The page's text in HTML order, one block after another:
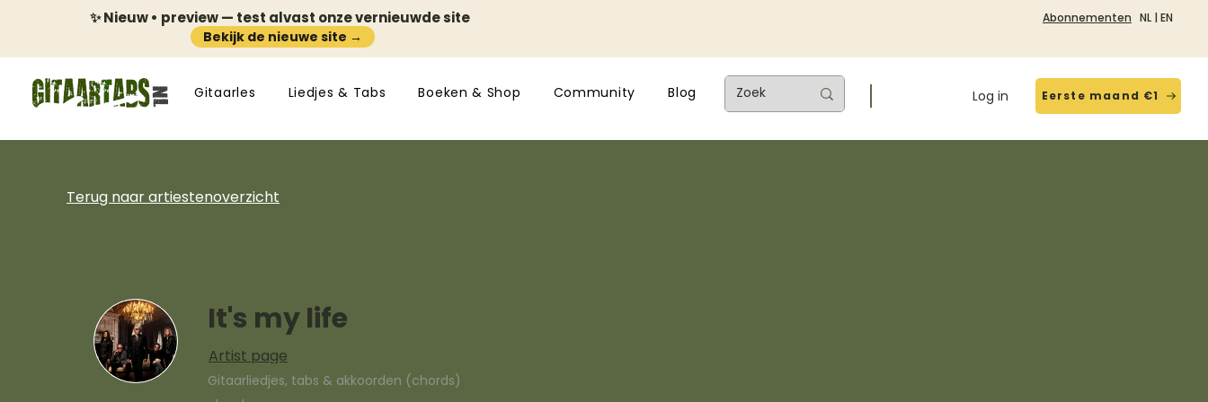
✨ Nieuw • preview — test alvast onze vernieuwde site
Bekijk de nieuwe site →
Abonnementen NL | EN
Gitaarles Liedjes & Tabs Boeken & Shop Community Blog Log in Eerste maand €1
Terug naar artiestenoverzicht
It's my life
Artist page
Gitaarliedjes, tabs & akkoorden (chords)